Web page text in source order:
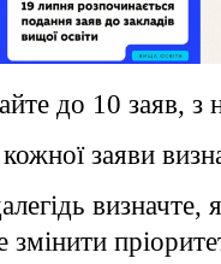
до 10 заяв,
заяви
визначте,
змінити